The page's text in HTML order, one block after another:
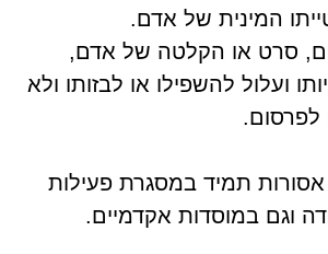
המינית של אדם.
סרט או הקלטה של אדם,
ועלול להשפילו או לבזותו ולא
לפרסום.
אסורות תמיד במסגרת פעילות
וגם במוסדות אקדמיים.